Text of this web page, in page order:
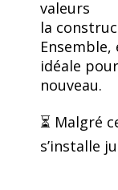
valeurs
la
idéale
nouveau.
⏳ Malgré
s’installe